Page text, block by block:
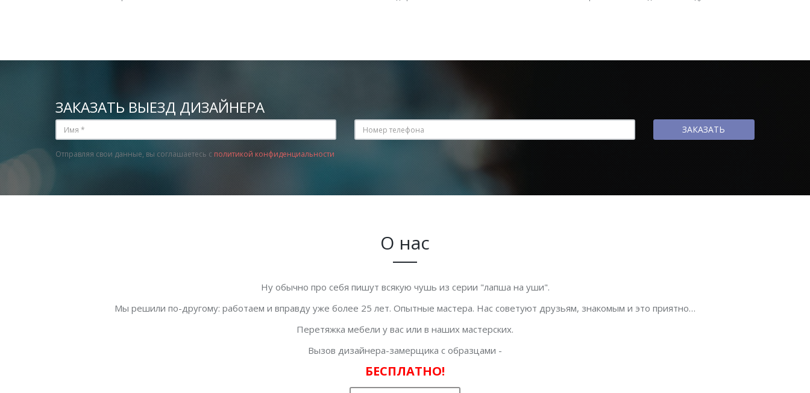
ЗАКАЗАТЬ ВЫЕЗД ДИЗАЙНЕРА
Отправляя свои данные, вы соглашаетесь с политикой конфиденциальности
О нас
Ну обычно про себя пишут всякую чушь из серии "лапша на уши".
Мы решили по-другому: работаем и вправду уже более 25 лет. Опытные мастера. Нас советуют друзьям, знакомым и это приятно…
Перетяжка мебели у вас или в наших мастерских.
Вызов дизайнера-замерщика с образцами -
БЕСПЛАТНО!